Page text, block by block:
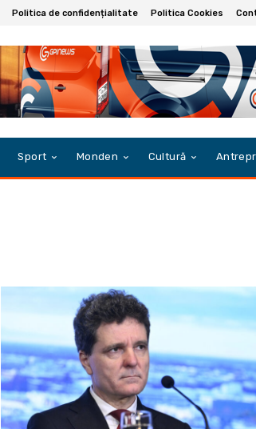
Politica de confidențialitate Politica Cookies
Sport Monden Cultură